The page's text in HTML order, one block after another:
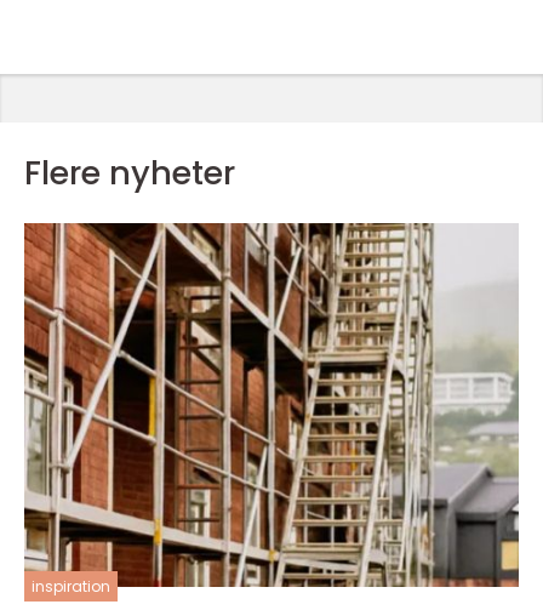
Flere nyheter
inspiration